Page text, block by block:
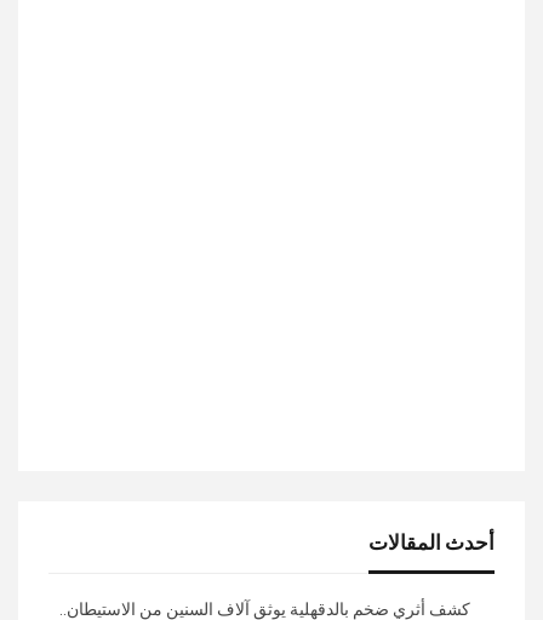
أحدث المقالات
كشف أثري ضخم بالدقهلية يوثق آلاف السنين من الاستيطان..